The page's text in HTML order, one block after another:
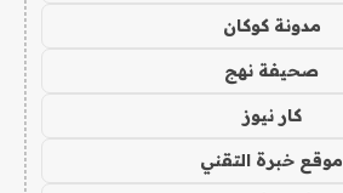
مدونة كوكان
صحيفة نهج
كار نيوز
موقع خبرة التقني